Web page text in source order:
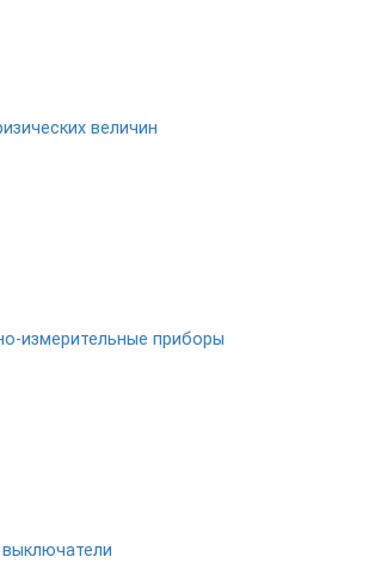
величин
измерительные приборы